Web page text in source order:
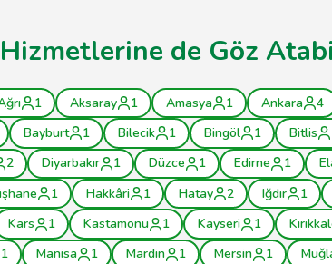
de Göz
1 Aksaray 1 Amasya 1 Ankara 4
Bayburt 1 Bilecik 1 Bingöl 1 Bitlis
2 Diyarbakır 1 Düzce 1 Edirne 1
1 Hakkâri 1 Hatay 2 Iğdır 1
Kars 1 Kastamonu 1 Kayseri 1
1 Manisa 1 Mardin 1 Mersin 1